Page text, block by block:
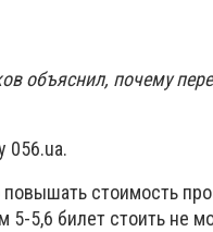
объяснил, почему
056.ua.
стоимость
5,6 билет стоить не